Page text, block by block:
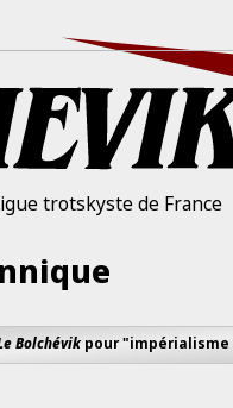
trotskyste de France
Bolchévikpour